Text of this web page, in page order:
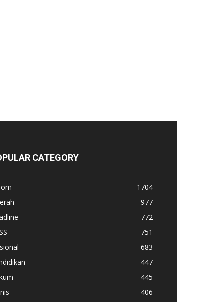
CATEGORY
1704
977
772
751
683
447
445
406